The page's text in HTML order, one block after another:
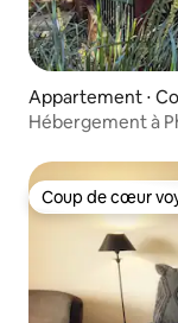
Appartement ⋅
Hébergement à
Coup de cœur
Coup de cœur